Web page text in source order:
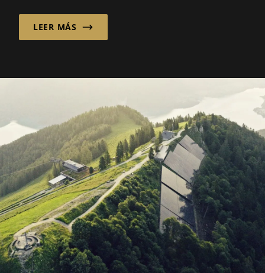
inteligente para aplicaciones de almacén...
LEER MÁS